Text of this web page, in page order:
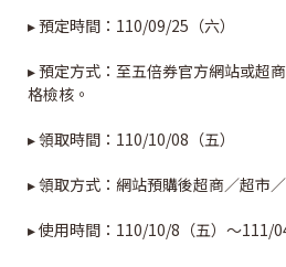
▸ 預定時間：110/09/25（六）
▸ 預定方式：至五倍券官方網站或超
格檢核。
▸ 領取時間：110/10/08（五）
▸ 領取方式：網站預購後超商／超市
▸ 使用時間：110/10/8（五）～111/